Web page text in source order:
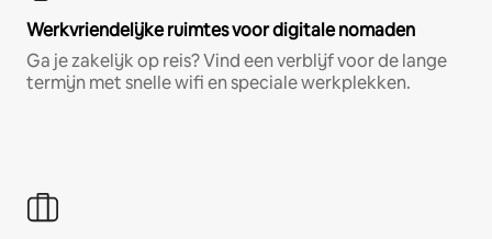
Werkvriendelijke ruimtes voor digitale nomaden
Ga je zakelijk op reis? Vind een verblijf voor de lange
termijn met snelle wifi en speciale werkplekken.